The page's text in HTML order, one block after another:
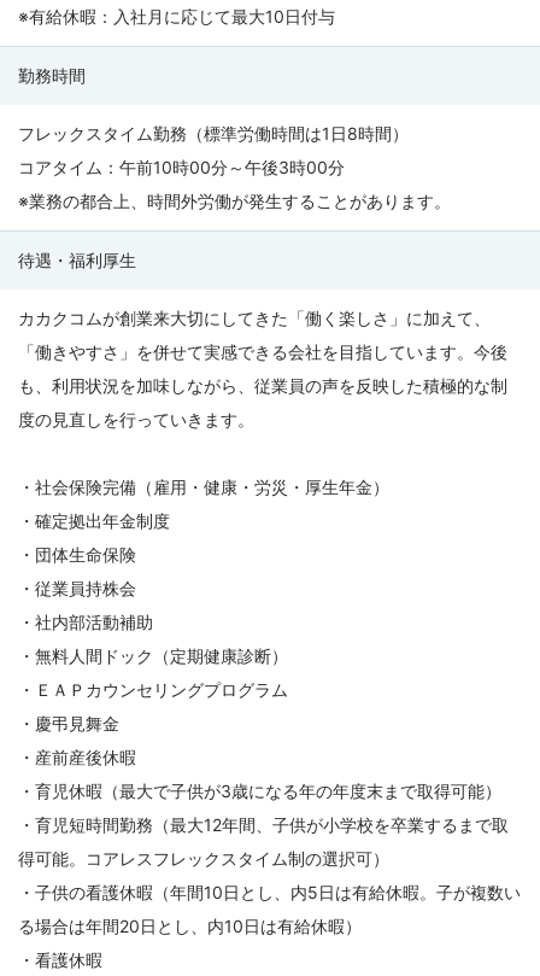
※有給休暇：入社月に応じて最大10日付与
勤務時間
フレックスタイム勤務（標準労働時間は1日8時間）
コアタイム：午前10時00分～午後3時00分
※業務の都合上、時間外労働が発生することがあります。
待遇・福利厚生
カカクコムが創業来大切にしてきた「働く楽しさ」に加えて、
「働きやすさ」を併せて実感できる会社を目指しています。今後
も、利用状況を加味しながら、従業員の声を反映した積極的な制
度の見直しを行っていきます。
・社会保険完備（雇用・健康・労災・厚生年金）
・確定拠出年金制度
・団体生命保険
・従業員持株会
・社内部活動補助
・無料人間ドック（定期健康診断）
・ＥＡＰカウンセリングプログラム
・慶弔見舞金
・産前産後休暇
・育児休暇（最大で子供が3歳になる年の年度末まで取得可能）
・育児短時間勤務（最大12年間、子供が小学校を卒業するまで取
得可能。コアレスフレックスタイム制の選択可）
・子供の看護休暇（年間10日とし、内5日は有給休暇。子が複数い
る場合は年間20日とし、内10日は有給休暇）
・看護休暇